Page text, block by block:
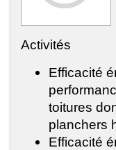
Activités
Efficacité
toitures
planchers
Efficacité